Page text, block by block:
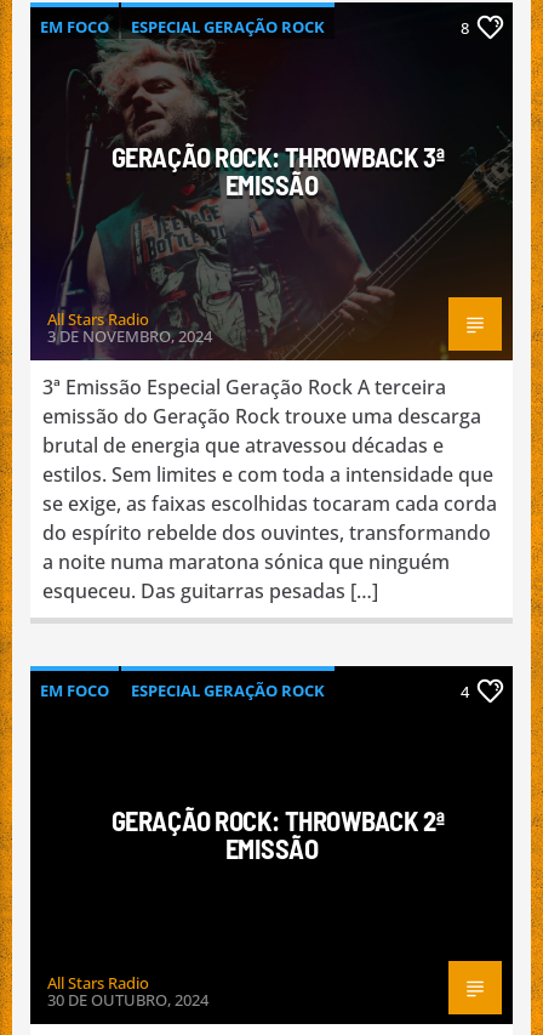
EM FOCO
ESPECIAL GERAÇÃO ROCK
INTERNACIONAL
MÚSICA
8
GERAÇÃO ROCK: THROWBACK 3ª
EMISSÃO
All Stars Radio
3 DE NOVEMBRO, 2024
3ª Emissão Especial Geração Rock A terceira
emissão do Geração Rock trouxe uma descarga
brutal de energia que atravessou décadas e
estilos. Sem limites e com toda a intensidade que
se exige, as faixas escolhidas tocaram cada corda
do espírito rebelde dos ouvintes, transformando
a noite numa maratona sónica que ninguém
esqueceu. Das guitarras pesadas […]
EM FOCO
ESPECIAL GERAÇÃO ROCK
4
GERAÇÃO ROCK: THROWBACK 2ª
EMISSÃO
All Stars Radio
30 DE OUTUBRO, 2024